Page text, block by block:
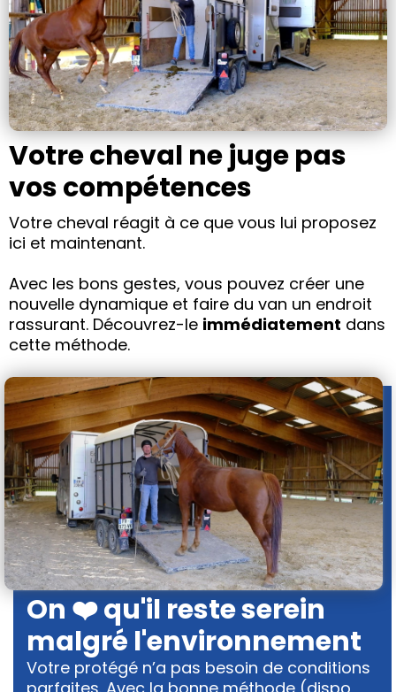
Votre cheval ne juge pas
vos compétences
Votre cheval réagit à ce que vous lui proposez
ici et maintenant.
Avec les bons gestes, vous pouvez créer une
nouvelle dynamique et faire du van un endroit
rassurant. Découvrez-le immédiatement dans
cette méthode.
On ❤️ qu'il reste serein
malgré l'environnement
Votre protégé n’a pas besoin de conditions